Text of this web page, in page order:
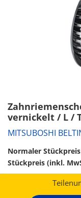
vernickelt / L /
Bordscheibe
32L075BF-
MITSUBOSHI
Normaler
Stückpreis (inkl.